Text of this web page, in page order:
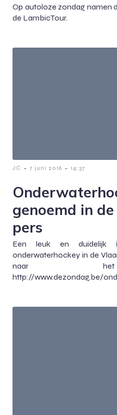
Op autoloze zondag namen
de LambicTour.
JC - 7 juni 2016 - 14:37
genoemd in
pers
Een leuk en duidelijk
onderwaterhockey in de
naar
http://www.dezondag.be/